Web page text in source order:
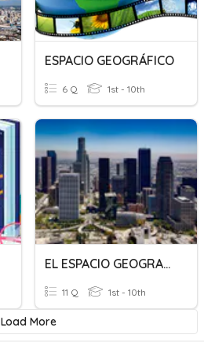
ESPACIO GEOGRÁFICO
6 Q 1st - 10th
EL ESPACIO GEOGRAFICO
11 Q 1st - 10th
Load More